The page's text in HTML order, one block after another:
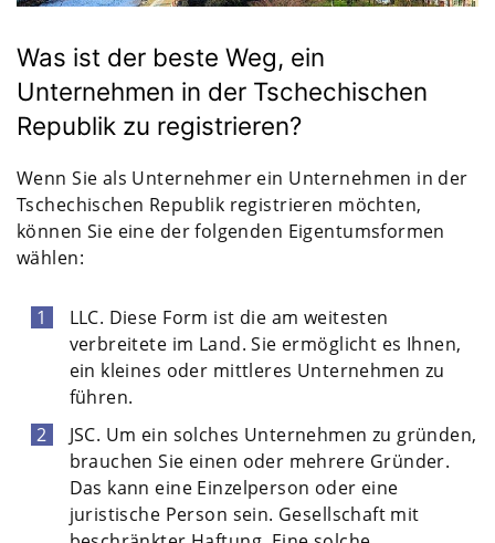
Was ist der beste Weg, ein
Unternehmen in der Tschechischen
Republik zu registrieren?
Wenn Sie als Unternehmer ein Unternehmen in der
Tschechischen Republik registrieren möchten,
können Sie eine der folgenden Eigentumsformen
wählen:
LLC. Diese Form ist die am weitesten
verbreitete im Land. Sie ermöglicht es Ihnen,
ein kleines oder mittleres Unternehmen zu
führen.
JSC. Um ein solches Unternehmen zu gründen,
brauchen Sie einen oder mehrere Gründer.
Das kann eine Einzelperson oder eine
juristische Person sein. Gesellschaft mit